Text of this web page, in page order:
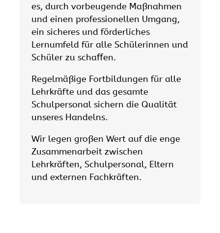
es, durch vorbeugende Maßnahmen
und einen professionellen Umgang,
ein sicheres und förderliches
Lernumfeld für alle Schülerinnen und
Schüler zu schaﬀen.
Regelmäßige Fortbildungen für alle
Lehrkräfte und das gesamte
Schulpersonal sichern die Qualität
unseres Handelns.
Wir legen großen Wert auf die enge
Zusammenarbeit zwischen
Lehrkräften, Schulpersonal, Eltern
und externen Fachkräften.